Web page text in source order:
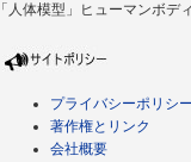
「人体模型」ヒューマンボ
プライバシーポリシ
著作権とリンク
会社概要